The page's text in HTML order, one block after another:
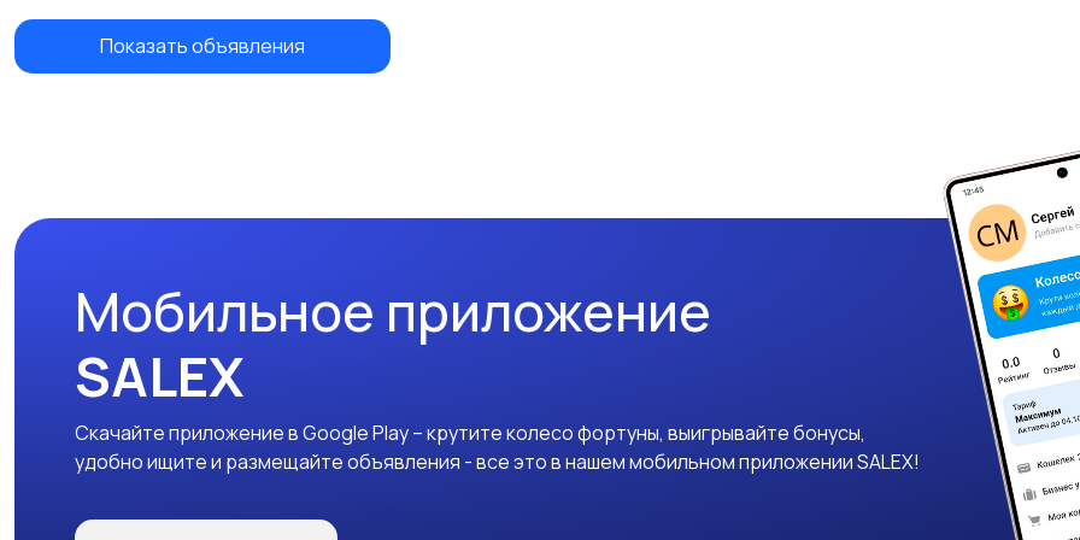
Показать объявления
Мобильное приложение
SALEX
Скачайте приложение в Google Play – крутите колесо фортуны, выигрывайте бонусы,
удобно ищите и размещайте объявления - все это в нашем мобильном приложении SALEX!